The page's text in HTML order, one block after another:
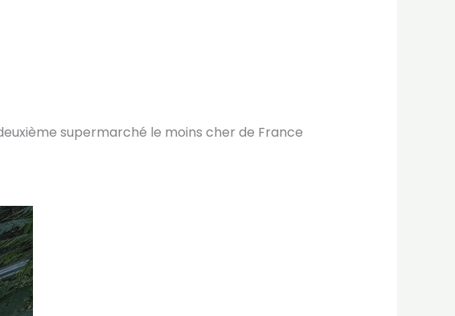
supermarché le moins cher de France